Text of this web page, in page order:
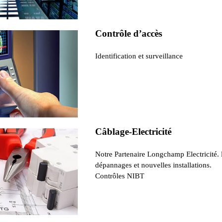
Contrôle d’accès
Identification et surveillance
Câblage-Electricité
Notre Partenaire Longchamp Electricité.
dépannages et nouvelles installations.
Contrôles NIBT